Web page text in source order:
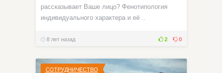
рассказывает Ваше лицо? Фенотипология
индивидуального характера и её ..
8 лет назад 2 0
СОТРУДНИЧЕСТВО